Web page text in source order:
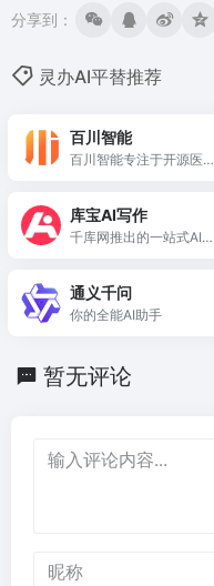
分享到：
灵办AI平替推荐
百川智能
百川智能专注于开源医疗
库宝AI写作
千库网推出的一站式AI创
通义千问
你的全能AI助手
暂无评论